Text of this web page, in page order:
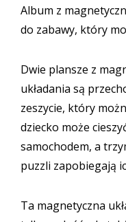
Album z
do zabawy, który
Dwie plansze z
układania są
zeszycie, który
dziecko może
samochodem, a
puzzli zapobiegają
Ta magnetyczna